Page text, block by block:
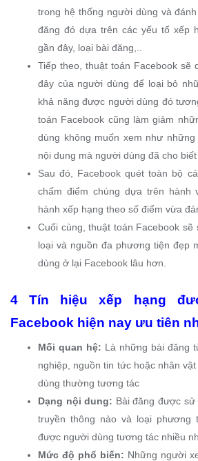
trong hệ thống người dùng và
đăng đó dựa trên các yếu tố xếp
gần đây, loại bài đăng,..
Tiếp theo, thuật toán Facebook sẽ
đây của người dùng để loại bỏ
khả năng được người dùng đó
toán Facebook cũng làm giảm
dùng không muốn xem như
nội dung mà người dùng đã cho biết
Sau đó, Facebook quét toàn bộ
chấm điểm chúng dựa trên hành
hành xếp hạng theo số điểm vừa
Cuối cùng, thuật toán Facebook sẽ
loại và nguồn đa phương tiện đẹp
dùng ở lại Facebook lâu hơn.
4 Tín hiệu xếp hạng
Facebook hiện nay ưu tiên
Mối quan hệ: Là những bài đăng
nghiệp, nguồn tin tức hoặc nhân
dùng thường tương tác
Dạng nội dung: Bài đăng được
truyền thông nào và loại phương
được người dùng tương tác nhiều
Mức độ phổ biến: Những người